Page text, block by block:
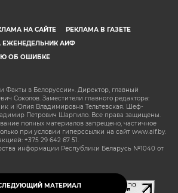
МАТЕРИАЛ
НА САЙТЕ
РЕКЛАМА В ГАЗЕТЕ
АИФ
ОБ ОШИБКЕ
в Белоруссии». Директор, главный
Соколов. Заместители главного редактора:
и Юлия Владимировна Тельтевская. Шеф-
Петрович Шарпило. Все права защищены.
полных материалов запрещено, частичное
при условии гиперссылки на сайт www.aif.by.
+375 29 642 67 51.
информации Республики Беларусь №1040 от